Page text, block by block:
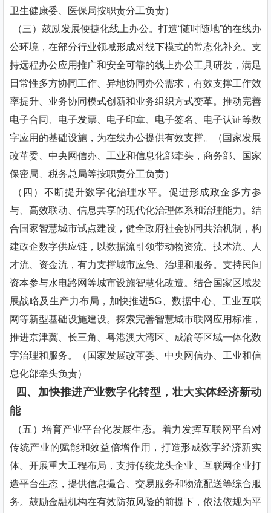
卫生健康委、医保局按职责分工负责）
（三）鼓励发展便捷化线上办公。打造“随时随地”的在线办
公环境，在部分行业领域形成对线下模式的常态化补充。支
持远程办公应用推广和安全可靠的线上办公工具研发，满足
日常性多方协同工作、异地协同办公需求，有效支撑工作效
率提升、业务协同模式创新和业务组织方式变革。推动完善
电子合同、电子发票、电子印章、电子签名、电子认证等数
字应用的基础设施，为在线办公提供有效支撑。（国家发展
改革委、中央网信办、工业和信息化部牵头，商务部、国家
保密局、税务总局等按职责分工负责）
（四）不断提升数字化治理水平。促进形成政企多方参
与、高效联动、信息共享的现代化治理体系和治理能力。结
合国家智慧城市试点建设，健全政府社会协同共治机制，构
建政企数字供应链，以数据流引领带动物资流、技术流、人
才流、资金流，有力支撑城市应急、治理和服务。支持民间
资本参与水电路网等城市设施智慧化改造。结合国家区域发
展战略及生产力布局，加快推进5G、数据中心、工业互联
网等新型基础设施建设。探索完善智慧城市联网应用标准，
推进京津冀、长三角、粤港澳大湾区、成渝等区域一体化数
字治理和服务。（国家发展改革委、中央网信办、工业和信
息化部牵头负责）
四、加快推进产业数字化转型，壮大实体经济新动
能
（五）培育产业平台化发展生态。着力发挥互联网平台对
传统产业的赋能和效益倍增作用，打造形成数字经济新实
体。开展重大工程布局，支持传统龙头企业、互联网企业打
造平台生态，提供信息撮合、交易服务和物流配送等综合服
务。鼓励金融机构在有效防范风险的前提下，依法依规为平